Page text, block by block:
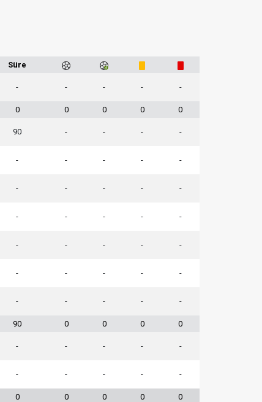
Süre
- - - - -
0 0 0 0 0
90 - - - -
- - - - -
- - - - -
- - - - -
- - - - -
- - - - -
- - - - -
90 0 0 0 0
- - - - -
- - - - -
0 0 0 0 0